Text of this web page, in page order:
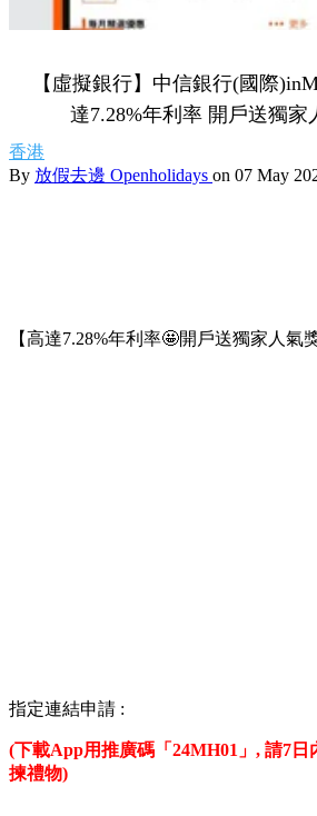
【虛擬銀行】中信銀行(國際
達7.28%年利率 開戶送獨家
香港
By 放假去邊 Openholidays on 07 May
【高達7.28%年利率🤩開戶送獨家人氣
指定連結申請 :
(下載App用推廣碼「24MH01」, 請7日
揀禮物)